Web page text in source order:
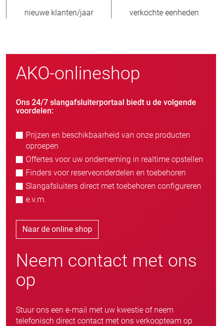
nieuwe klanten/jaar verkochte eenheden
AKO-onlineshop
Ons 24/7 slangafsluiterportaal biedt u de volgende
voordelen:
Prijzen en beschikbaarheid van onze producten
oproepen
Offertes voor uw onderneming in realtime opstellen
Finders voor reserveonderdelen en toebehoren
Slangafsluiters direct met toebehoren configureren
e.v.m.
Naar de online shop
Neem contact met ons
op
Stuur ons een e-mail met uw kwestie of neem
telefonisch direct contact met ons verkoopteam op